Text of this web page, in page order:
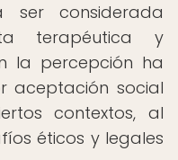
ser considerada
terapéutica y
la percepción ha
aceptación social
contextos, al
éticos y legales